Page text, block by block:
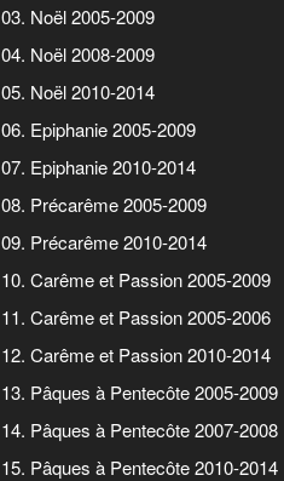
03. Noël 2005-2009
04. Noël 2008-2009
05. Noël 2010-2014
06. Epiphanie 2005-2009
07. Epiphanie 2010-2014
08. Précarême 2005-2009
09. Précarême 2010-2014
10. Carême et Passion 2005-2009
11. Carême et Passion 2005-2006
12. Carême et Passion 2010-2014
13. Pâques à Pentecôte 2005-2009
14. Pâques à Pentecôte 2007-2008
15. Pâques à Pentecôte 2010-2014